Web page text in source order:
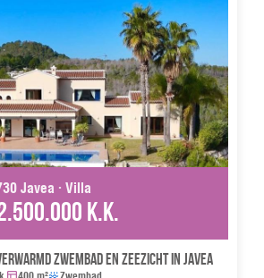
Javea · Villa
k.k.
zwembad en zeezicht in Javea
400 m² Zwembad